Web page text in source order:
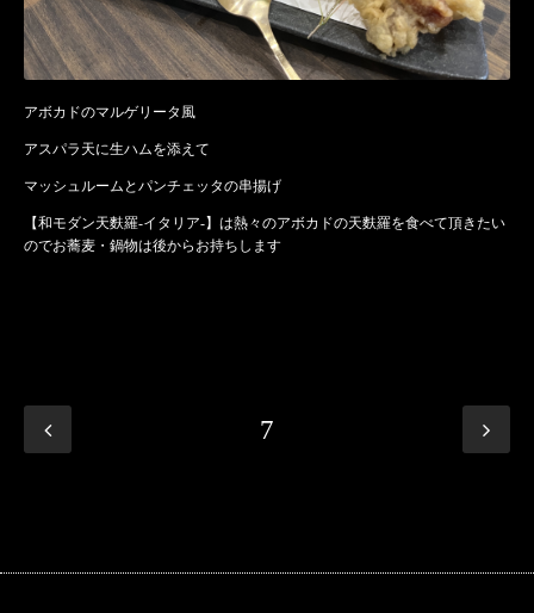
アボカドのマルゲリータ風
アスパラ天に生ハムを添えて
マッシュルームとパンチェッタの串揚げ
【和モダン天麩羅-イタリア-】は熱々のアボカドの天麩羅を食べて頂きたい
のでお蕎麦・鍋物は後からお持ちします
7